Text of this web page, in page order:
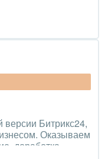
Битрикс24,
Оказываем
доработка,